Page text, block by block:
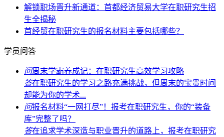
解锁职场晋升新通道：首都经济贸易大学在职研究生招
生全揭秘
首经贸在职研究生的报名材料主要包括哪些？
学员问答
问周末学霸养成记：在职研究生高效学习攻略
答在职研究生的学习之路充满挑战，但周末的宝贵时间
却能为你的学术...
问报名材料“一网打尽”！报考在职研究生，你的“装备
库”完整了吗？
答在追求学术深造与职业晋升的道路上，报考在职研究